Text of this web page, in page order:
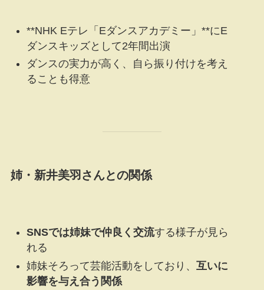
**NHK Eテレ「Eダンスアカデミー」**にE
ダンスキッズとして2年間出演
ダンスの実力が高く、自ら振り付けを考え
ることも得意
姉・新井美羽さんとの関係
SNSでは姉妹で仲良く交流する様子が見ら
れる
姉妹そろって芸能活動をしており、 互いに
影響を与え合う関係